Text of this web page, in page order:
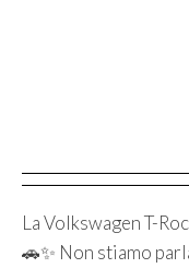
La Volkswagen T-
🚗✨ Non stiamo